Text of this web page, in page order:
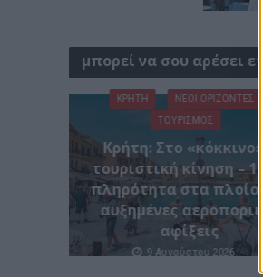
μπορεί να σου αρέσει
ΚΡΗΤΗ
ΝΕΟΙ ΟΡΙΖΟΝΤΕΣ
ΤΟΥΡΙΣΜΟΣ
Κρήτη: Στο «κόκκινο»
τουριστική κίνηση –
πληρότητα στα πλοία
αυξημένες
αφίξεις
9 Αυγούστου 2026